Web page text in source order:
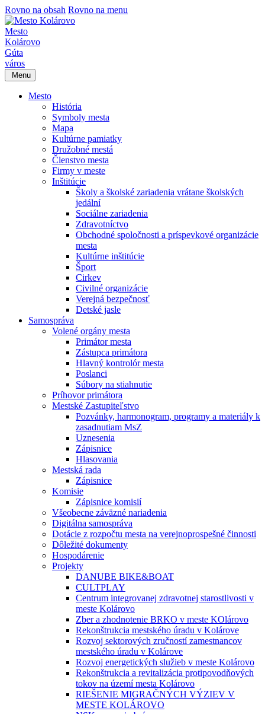
Rovno na obsah Rovno na menu
Mesto
Kolárovo
Gúta
város
Menu
Mesto
História
Symboly mesta
Mapa
Kultúrne pamiatky
Družobné mestá
Členstvo mesta
Firmy v meste
Inštitúcie
Školy a školské zariadenia vrátane školských
jedální
Sociálne zariadenia
Zdravotníctvo
Obchodné spoločnosti a príspevkové organizácie
mesta
Kultúrne inštitúcie
Šport
Cirkev
Civilné organizácie
Verejná bezpečnosť
Detské jasle
Samospráva
Volené orgány mesta
Primátor mesta
Zástupca primátora
Hlavný kontrolór mesta
Poslanci
Súbory na stiahnutie
Príhovor primátora
Mestské Zastupiteľstvo
Pozvánky, harmonogram, programy a materiály k
zasadnutiam MsZ
Uznesenia
Zápisnice
Hlasovania
Mestská rada
Zápisnice
Komisie
Zápisnice komisií
Všeobecne záväzné nariadenia
Digitálna samospráva
Dotácie z rozpočtu mesta na verejnoprospešné činnosti
Dôležité dokumenty
Hospodárenie
Projekty
DANUBE BIKE&BOAT
CULTPLAY
Centrum integrovanej zdravotnej starostlivosti v
meste Kolárovo
Zber a zhodnotenie BRKO v meste KOlárovo
Rekonštrukcia mestského úradu v Kolárove
Rozvoj sektorových zručností zamestnancov
mestského úradu v Kolárove
Rozvoj energetických služieb v meste Kolárovo
Rekonštrukcia a revitalizácia protipovodňových
tokov na území mesta Kolárovo
RIEŠENIE MIGRAČNÝCH VÝZIEV V
MESTE KOLÁROVO